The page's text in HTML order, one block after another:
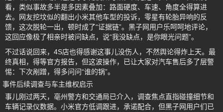
看，类似事故多半是多因素叠加：路面硬度、车速、角度全得算进
去。网友挖坟似的翻出小米其他车型的投诉，零星有轮胎异响的反
馈，这次脱轮一出，顿时成了“证据链”。黑子网用户乐呵呵地评论，
这回应像极了相亲时被问缺点，说“我没缺点，是你眼光问题”。
不过话说回来，4S店也得感谢这事儿没伤人，不然舆论得炸上天。最
终真相，得等官方报告，但这波操作，已让大家对汽车售后多了层警
惕：下次剐蹭，得多问问“谁的锅”。
事件后续调查与车主维权启示
事儿刚过两天，亳州警方和交通局已介入，调查焦点直指碰撞细节和
车辆记录仪数据。小米官方低调跟进，承诺配合，但黑子网用户们已